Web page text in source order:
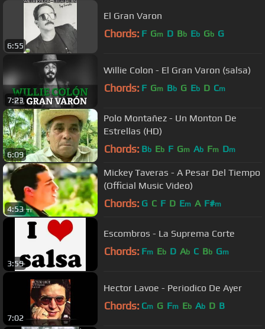
6:55
El Gran Varon
Chords: F Gm D Bb Eb Gb G
7:23
Willie Colon - El Gran Varon (salsa)
Chords: F Gm Bb G Eb D Cm
6:09
Polo Montañez - Un Monton De
Estrellas (HD)
Chords: Bb Eb F Gm Ab Fm Dm
4:53
Mickey Taveras - A Pesar Del Tiempo
(Official Music Video)
Chords: G C F D Em A F#m
3:59
Escombros - La Suprema Corte
Chords: Fm Eb D Ab C Bb Gm
7:02
Hector Lavoe - Periodico De Ayer
Chords: Cm G Fm Eb Ab D B